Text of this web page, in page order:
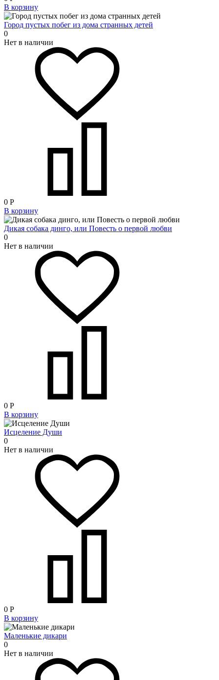
В корзину
Город пустых побег из дома странных детей
0
Нет в наличии
0 Р
В корзину
Дикая собака динго, или Повесть о первой любви
0
Нет в наличии
0 Р
В корзину
Исцеление Души
0
Нет в наличии
0 Р
В корзину
Маленькие дикари
0
Нет в наличии